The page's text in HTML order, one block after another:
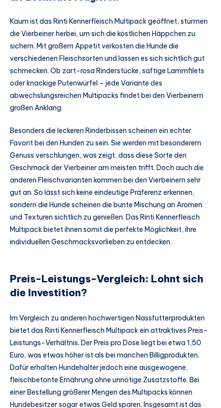
Kaum ist das Rinti Kennerfleisch Multipack geöffnet, stürmen
die Vierbeiner herbei, um sich die köstlichen Häppchen zu
sichern. Mit großem Appetit verkosten die Hunde die
verschiedenen Fleischsorten und lassen es sich sichtlich gut
schmecken. Ob zart-rosa Rinderstücke, saftige Lammfilets
oder knackige Putenwürfel – jede Variante des
abwechslungsreichen Multipacks findet bei den Vierbeinern
großen Anklang.
Besonders die leckeren Rinderbissen scheinen ein echter
Favorit bei den Hunden zu sein. Sie werden mit besonderem
Genuss verschlungen, was zeigt, dass diese Sorte den
Geschmack der Vierbeiner am meisten trifft. Doch auch die
anderen Fleischvarianten kommen bei den Vierbeinern sehr
gut an. So lässt sich keine eindeutige Präferenz erkennen,
sondern die Hunde scheinen die bunte Mischung an Aromen
und Texturen sichtlich zu genießen. Das Rinti Kennerfleisch
Multipack bietet ihnen somit die perfekte Möglichkeit, ihre
individuellen Geschmacksvorlieben zu entdecken.
Preis-Leistungs-Vergleich: Lohnt sich
die Investition?
Im Vergleich zu anderen hochwertigen Nassfutterprodukten
bietet das Rinti Kennerfleisch Multipack ein attraktives Preis-
Leistungs-Verhältnis. Der Preis pro Dose liegt bei etwa 1,50
Euro, was etwas höher ist als bei manchen Billigprodukten.
Dafür erhalten Hundehalter jedoch eine ausgewogene,
fleischbetonte Ernährung ohne unnötige Zusatzstoffe. Bei
einer Bestellung größerer Mengen des Multipacks können
Hundebesitzer sogar etwas Geld sparen. Insgesamt ist das